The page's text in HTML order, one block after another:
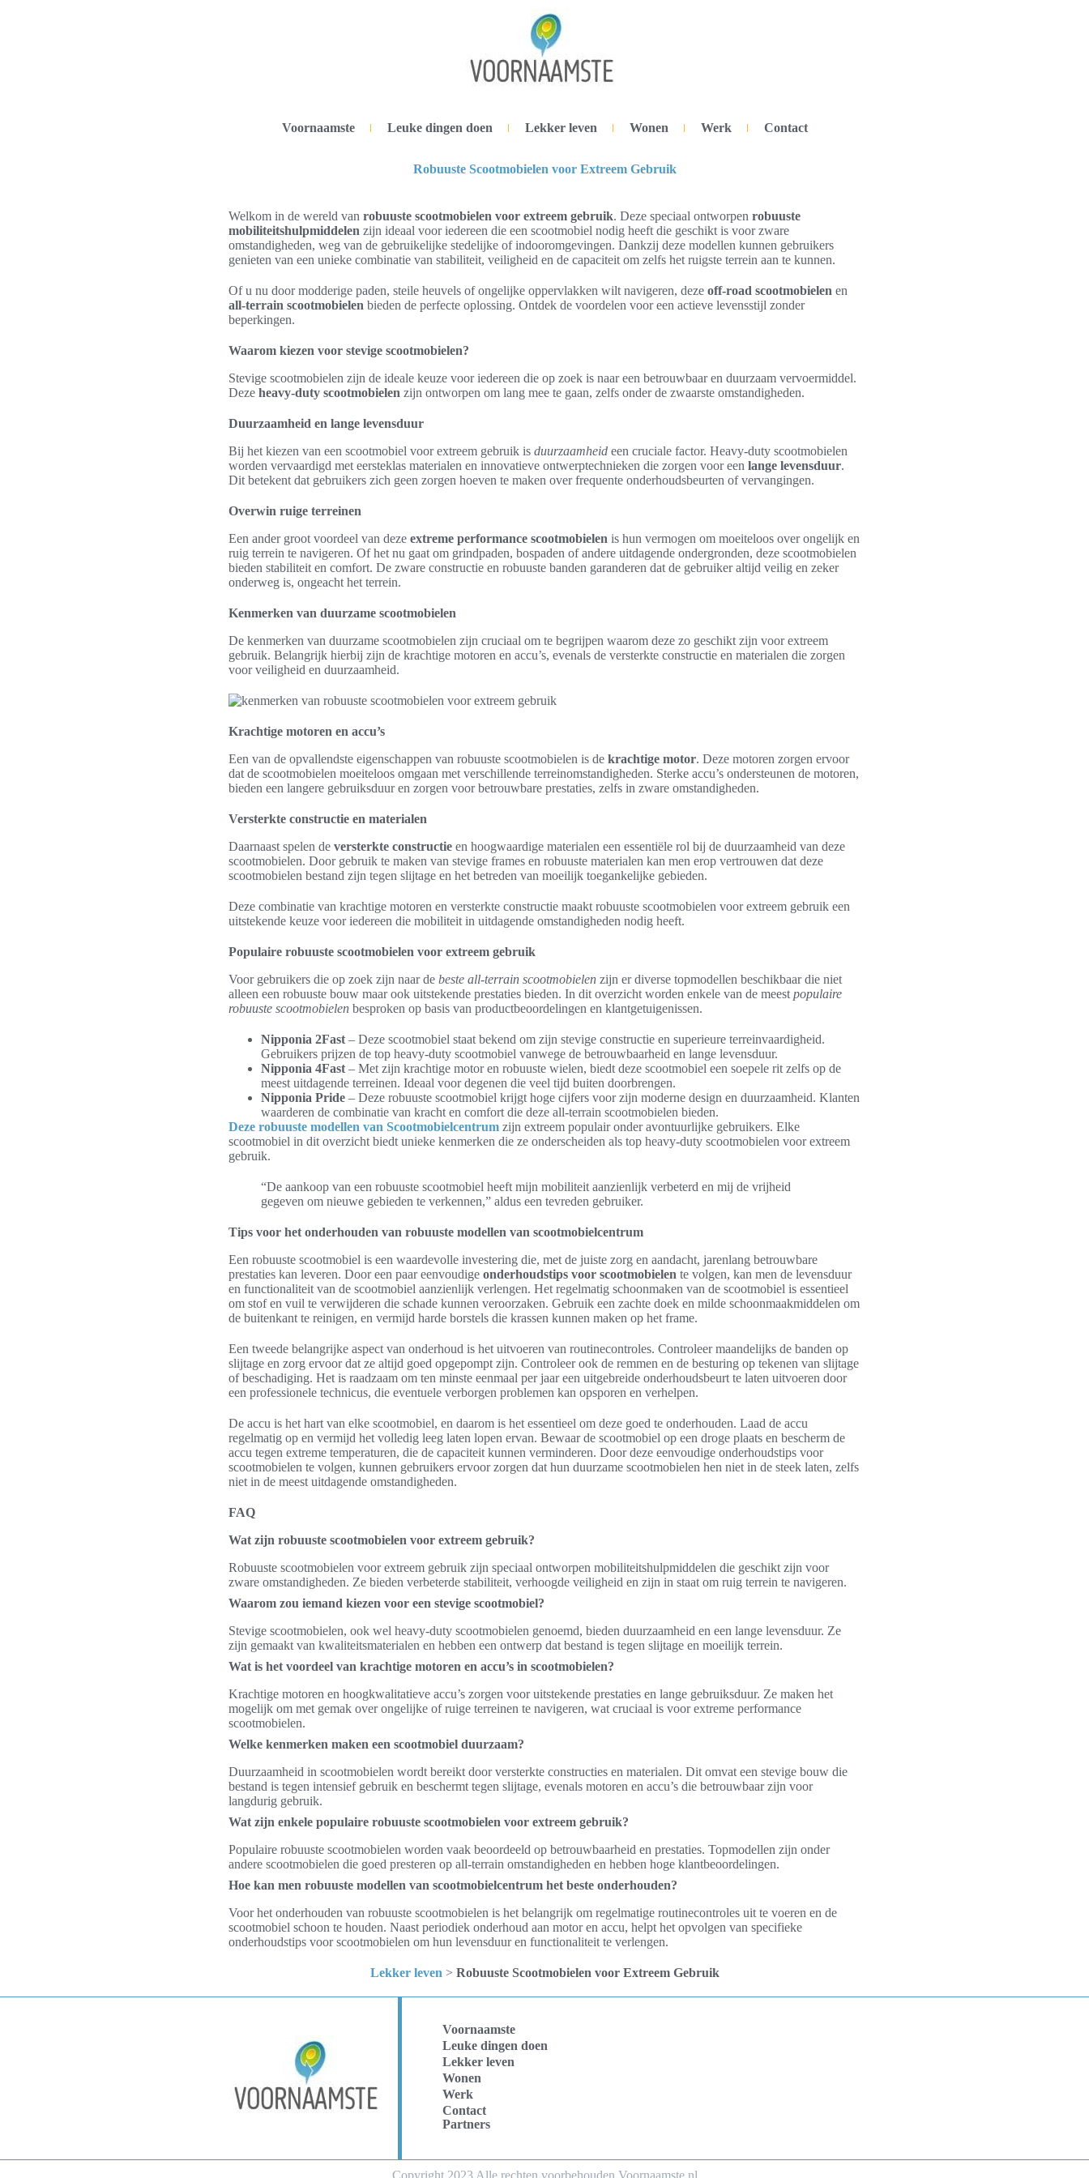
Voornaamste Leuke dingen doen Lekker leven Wonen Werk Contact
Robuuste Scootmobielen voor Extreem Gebruik
Welkom in de wereld van robuuste scootmobielen voor extreem gebruik. Deze speciaal ontworpen robuuste
mobiliteitshulpmiddelen zijn ideaal voor iedereen die een scootmobiel nodig heeft die geschikt is voor zware
omstandigheden, weg van de gebruikelijke stedelijke of indooromgevingen. Dankzij deze modellen kunnen gebruikers
genieten van een unieke combinatie van stabiliteit, veiligheid en de capaciteit om zelfs het ruigste terrein aan te kunnen.
Of u nu door modderige paden, steile heuvels of ongelijke oppervlakken wilt navigeren, deze off-road scootmobielen en
all-terrain scootmobielen bieden de perfecte oplossing. Ontdek de voordelen voor een actieve levensstijl zonder
beperkingen.
Waarom kiezen voor stevige scootmobielen?
Stevige scootmobielen zijn de ideale keuze voor iedereen die op zoek is naar een betrouwbaar en duurzaam vervoermiddel.
Deze heavy-duty scootmobielen zijn ontworpen om lang mee te gaan, zelfs onder de zwaarste omstandigheden.
Duurzaamheid en lange levensduur
Bij het kiezen van een scootmobiel voor extreem gebruik is duurzaamheid een cruciale factor. Heavy-duty scootmobielen
worden vervaardigd met eersteklas materialen en innovatieve ontwerptechnieken die zorgen voor een lange levensduur.
Dit betekent dat gebruikers zich geen zorgen hoeven te maken over frequente onderhoudsbeurten of vervangingen.
Overwin ruige terreinen
Een ander groot voordeel van deze extreme performance scootmobielen is hun vermogen om moeiteloos over ongelijk en
ruig terrein te navigeren. Of het nu gaat om grindpaden, bospaden of andere uitdagende ondergronden, deze scootmobielen
bieden stabiliteit en comfort. De zware constructie en robuuste banden garanderen dat de gebruiker altijd veilig en zeker
onderweg is, ongeacht het terrein.
Kenmerken van duurzame scootmobielen
De kenmerken van duurzame scootmobielen zijn cruciaal om te begrijpen waarom deze zo geschikt zijn voor extreem
gebruik. Belangrijk hierbij zijn de krachtige motoren en accu’s, evenals de versterkte constructie en materialen die zorgen
voor veiligheid en duurzaamheid.
Krachtige motoren en accu’s
Een van de opvallendste eigenschappen van robuuste scootmobielen is de krachtige motor. Deze motoren zorgen ervoor
dat de scootmobielen moeiteloos omgaan met verschillende terreinomstandigheden. Sterke accu’s ondersteunen de motoren,
bieden een langere gebruiksduur en zorgen voor betrouwbare prestaties, zelfs in zware omstandigheden.
Versterkte constructie en materialen
Daarnaast spelen de versterkte constructie en hoogwaardige materialen een essentiële rol bij de duurzaamheid van deze
scootmobielen. Door gebruik te maken van stevige frames en robuuste materialen kan men erop vertrouwen dat deze
scootmobielen bestand zijn tegen slijtage en het betreden van moeilijk toegankelijke gebieden.
Deze combinatie van krachtige motoren en versterkte constructie maakt robuuste scootmobielen voor extreem gebruik een
uitstekende keuze voor iedereen die mobiliteit in uitdagende omstandigheden nodig heeft.
Populaire robuuste scootmobielen voor extreem gebruik
Voor gebruikers die op zoek zijn naar de beste all-terrain scootmobielen zijn er diverse topmodellen beschikbaar die niet
alleen een robuuste bouw maar ook uitstekende prestaties bieden. In dit overzicht worden enkele van de meest populaire
robuuste scootmobielen besproken op basis van productbeoordelingen en klantgetuigenissen.
Nipponia 2Fast – Deze scootmobiel staat bekend om zijn stevige constructie en superieure terreinvaardigheid.
Gebruikers prijzen de top heavy-duty scootmobiel vanwege de betrouwbaarheid en lange levensduur.
Nipponia 4Fast – Met zijn krachtige motor en robuuste wielen, biedt deze scootmobiel een soepele rit zelfs op de
meest uitdagende terreinen. Ideaal voor degenen die veel tijd buiten doorbrengen.
Nipponia Pride – Deze robuuste scootmobiel krijgt hoge cijfers voor zijn moderne design en duurzaamheid. Klanten
waarderen de combinatie van kracht en comfort die deze all-terrain scootmobielen bieden.
Deze robuuste modellen van Scootmobielcentrum zijn extreem populair onder avontuurlijke gebruikers. Elke
scootmobiel in dit overzicht biedt unieke kenmerken die ze onderscheiden als top heavy-duty scootmobielen voor extreem
gebruik.
“De aankoop van een robuuste scootmobiel heeft mijn mobiliteit aanzienlijk verbeterd en mij de vrijheid
gegeven om nieuwe gebieden te verkennen,” aldus een tevreden gebruiker.
Tips voor het onderhouden van robuuste modellen van scootmobielcentrum
Een robuuste scootmobiel is een waardevolle investering die, met de juiste zorg en aandacht, jarenlang betrouwbare
prestaties kan leveren. Door een paar eenvoudige onderhoudstips voor scootmobielen te volgen, kan men de levensduur
en functionaliteit van de scootmobiel aanzienlijk verlengen. Het regelmatig schoonmaken van de scootmobiel is essentieel
om stof en vuil te verwijderen die schade kunnen veroorzaken. Gebruik een zachte doek en milde schoonmaakmiddelen om
de buitenkant te reinigen, en vermijd harde borstels die krassen kunnen maken op het frame.
Een tweede belangrijke aspect van onderhoud is het uitvoeren van routinecontroles. Controleer maandelijks de banden op
slijtage en zorg ervoor dat ze altijd goed opgepompt zijn. Controleer ook de remmen en de besturing op tekenen van slijtage
of beschadiging. Het is raadzaam om ten minste eenmaal per jaar een uitgebreide onderhoudsbeurt te laten uitvoeren door
een professionele technicus, die eventuele verborgen problemen kan opsporen en verhelpen.
De accu is het hart van elke scootmobiel, en daarom is het essentieel om deze goed te onderhouden. Laad de accu
regelmatig op en vermijd het volledig leeg laten lopen ervan. Bewaar de scootmobiel op een droge plaats en bescherm de
accu tegen extreme temperaturen, die de capaciteit kunnen verminderen. Door deze eenvoudige onderhoudstips voor
scootmobielen te volgen, kunnen gebruikers ervoor zorgen dat hun duurzame scootmobielen hen niet in de steek laten, zelfs
niet in de meest uitdagende omstandigheden.
FAQ
Wat zijn robuuste scootmobielen voor extreem gebruik?
Robuuste scootmobielen voor extreem gebruik zijn speciaal ontworpen mobiliteitshulpmiddelen die geschikt zijn voor
zware omstandigheden. Ze bieden verbeterde stabiliteit, verhoogde veiligheid en zijn in staat om ruig terrein te navigeren.
Waarom zou iemand kiezen voor een stevige scootmobiel?
Stevige scootmobielen, ook wel heavy-duty scootmobielen genoemd, bieden duurzaamheid en een lange levensduur. Ze
zijn gemaakt van kwaliteitsmaterialen en hebben een ontwerp dat bestand is tegen slijtage en moeilijk terrein.
Wat is het voordeel van krachtige motoren en accu’s in scootmobielen?
Krachtige motoren en hoogkwalitatieve accu’s zorgen voor uitstekende prestaties en lange gebruiksduur. Ze maken het
mogelijk om met gemak over ongelijke of ruige terreinen te navigeren, wat cruciaal is voor extreme performance
scootmobielen.
Welke kenmerken maken een scootmobiel duurzaam?
Duurzaamheid in scootmobielen wordt bereikt door versterkte constructies en materialen. Dit omvat een stevige bouw die
bestand is tegen intensief gebruik en beschermt tegen slijtage, evenals motoren en accu’s die betrouwbaar zijn voor
langdurig gebruik.
Wat zijn enkele populaire robuuste scootmobielen voor extreem gebruik?
Populaire robuuste scootmobielen worden vaak beoordeeld op betrouwbaarheid en prestaties. Topmodellen zijn onder
andere scootmobielen die goed presteren op all-terrain omstandigheden en hebben hoge klantbeoordelingen.
Hoe kan men robuuste modellen van scootmobielcentrum het beste onderhouden?
Voor het onderhouden van robuuste scootmobielen is het belangrijk om regelmatige routinecontroles uit te voeren en de
scootmobiel schoon te houden. Naast periodiek onderhoud aan motor en accu, helpt het opvolgen van specifieke
onderhoudstips voor scootmobielen om hun levensduur en functionaliteit te verlengen.
Lekker leven > Robuuste Scootmobielen voor Extreem Gebruik
Voornaamste
Leuke dingen doen
Lekker leven
Wonen
Werk
Contact
Partners
Copyright 2023 Alle rechten voorbehouden Voornaamste.nl